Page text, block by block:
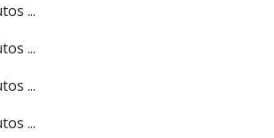
...
...
...
...